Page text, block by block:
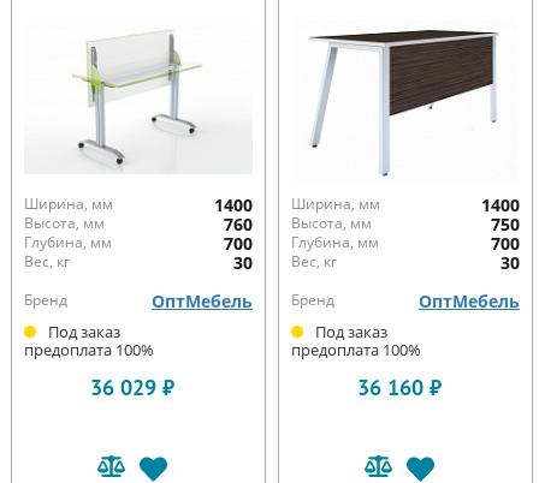
Ширина, мм 1400
Высота, мм 760
Глубина, мм 700
Вес, кг 30
Бренд ОптМебель
Под заказ
предоплата 100%
36 029 ₽
Ширина, мм 1400
Высота, мм 750
Глубина, мм 700
Вес, кг 30
Бренд ОптМебель
Под заказ
предоплата 100%
36 160 ₽